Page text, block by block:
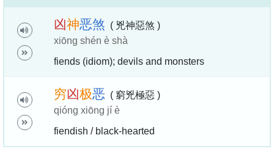
凶神恶煞 ( 兇神惡煞 )
xiōng shén è shà
fiends (idiom); devils and monsters
穷凶极恶 ( 窮兇極惡 )
qióng xiōng jí è
fiendish / black-hearted